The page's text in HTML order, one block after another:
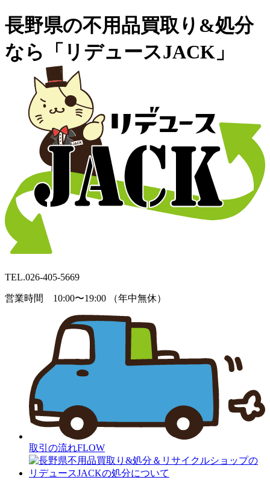
長野県の不用品買取り&処分
なら「リデュースJACK」
TEL.026-405-5669
営業時間 10:00〜19:00 （年中無休）
取引の流れFLOW